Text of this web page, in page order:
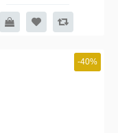
-40%